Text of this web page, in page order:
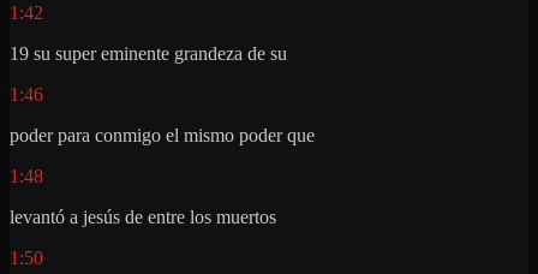
1:42
19 su super eminente grandeza de su
1:46
poder para conmigo el mismo poder que
1:48
levantó a jesús de entre los muertos
1:50